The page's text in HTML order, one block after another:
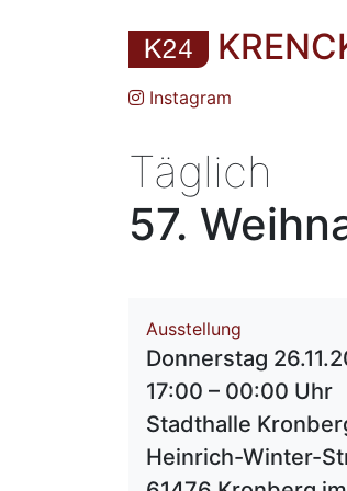
Instagram
Täglich
57.
Ausstellung
Donnerstag
17:00 – 00:00 Uhr
Stadthalle
Heinrich-Winter-